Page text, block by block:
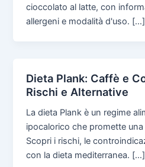
cioccolato al latte, con
allergeni e modalità d'uso. […]
Dieta Plank: Caffè e
Rischi e Alternative
La dieta Plank è un regime
ipocalorico che promette
Scopri i rischi, le
con la dieta mediterranea. […]